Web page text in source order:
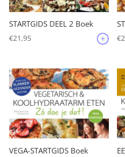
STARTGIDS DEEL 2 Boek
€21,95 €
VEGA-STARTGIDS Boek